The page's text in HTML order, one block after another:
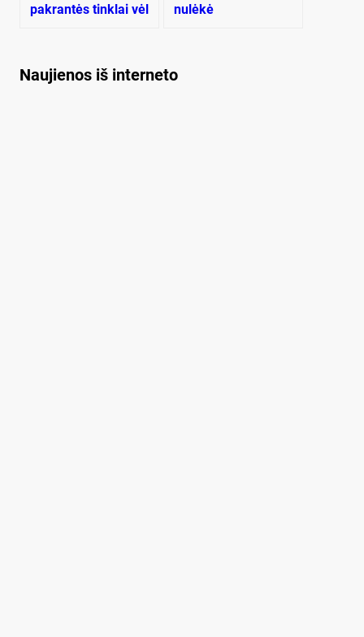
pakrantės tinklai vėl
nulėkė
Naujienos iš interneto